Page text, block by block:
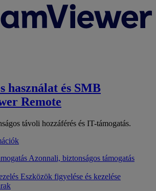
használat és SMB
Remote
távoli hozzáférés és IT-támogatás.
Azonnali, biztonságos támogatás
Eszközök figyelése és kezelése